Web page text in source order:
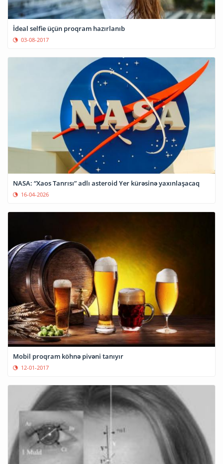
İdeal selfie üçün proqram hazırlanıb
03-08-2017
NASA: “Xaos Tanrısı” adlı asteroid Yer kürəsinə yaxınlaşacaq
16-04-2026
Mobil proqram köhnə pivəni tanıyır
12-01-2017